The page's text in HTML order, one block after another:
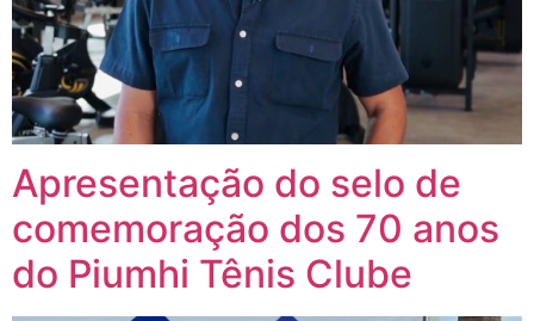
Apresentação do selo de
comemoração dos 70 anos
do Piumhi Tênis Clube